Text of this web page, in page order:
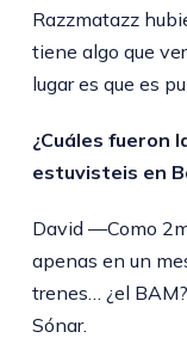
Razzmatazz
tiene algo que
lugar es que es
¿Cuáles fueron
estuvisteis en
David —Como
apenas en un
trenes… ¿el
Sónar.